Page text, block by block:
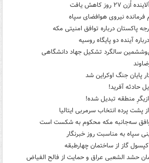
روز کاهش یافت
فرمانده نیروی هوافضای سپاه
پاکستان درباره توافق امنیتی مکه
آینده دو پایگاه روسیه
سالگرد تشکیل جهاد دانشگاهی
پایان جنگ اوکراین شد
حادثه آفرید!
منطقه تبدیل شده!
پشت پرده انتخاب سرمربی ایتالیا
سه‌جانبه مکه محکوم به شکست است
سپاه به مناسبت روز خبرنگار
گاز از ساختمان چهارطبقه
حشد الشعبی عراق و حمایت از فالح الفیاض